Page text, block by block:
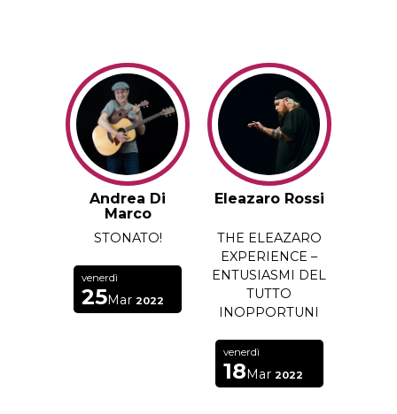
Andrea Di
Marco
STONATO!
venerdì
25Mar 2022
Eleazaro Rossi
THE ELEAZARO
EXPERIENCE –
ENTUSIASMI DEL
TUTTO
INOPPORTUNI
venerdì
18Mar 2022